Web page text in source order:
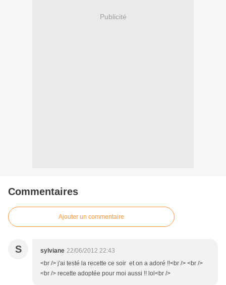
Publicité
Commentaires
Ajouter un commentaire
S sylviane 22/06/2012 22:43
<br /> j'ai testé la recette ce soir et on a adoré !!<br /> <br />
<br /> recette adoptée pour moi aussi !! lol<br />